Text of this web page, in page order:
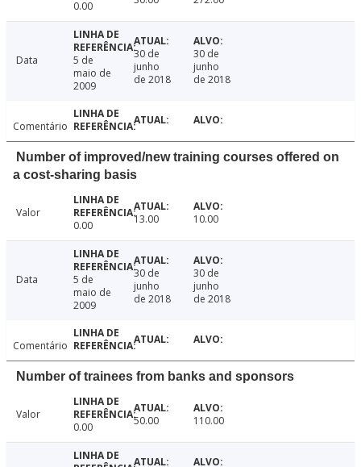
0.00
Data
5 de
maio de
2009
30 de
junho
de 2018
30 de
junho
de 2018
Comentário
Number of improved/new training courses offered on
a cost-sharing basis
Valor
0.00
13.00 10.00
Data
5 de
maio de
2009
30 de
junho
de 2018
30 de
junho
de 2018
Comentário
Number of trainees from banks and sponsors
Valor
0.00
50.00 110.00